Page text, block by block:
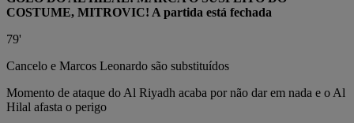
COSTUME, MITROVIC! A partida está fechada
79'
Cancelo e Marcos Leonardo são substituídos
Momento de ataque do Al Riyadh acaba por não dar em nada e o Al
Hilal afasta o perigo